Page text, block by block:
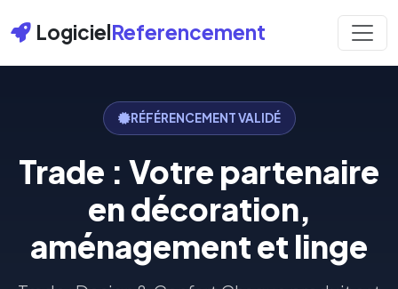
LogicielReferencement
RÉFÉRENCEMENT VALIDÉ
Trade : Votre partenaire
en décoration,
aménagement et linge